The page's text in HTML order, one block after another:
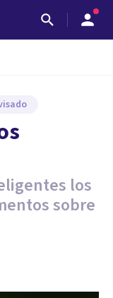
los
sobre